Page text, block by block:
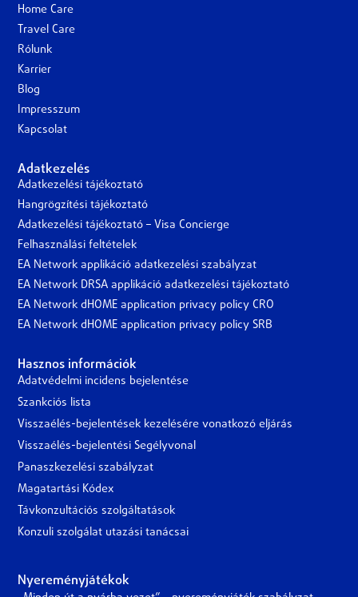
Home Care
Travel Care
Rólunk
Karrier
Blog
Impresszum
Kapcsolat
Adatkezelés
Adatkezelési tájékoztató
Hangrögzítési tájékoztató
Adatkezelési tájékoztató – Visa Concierge
Felhasználási feltételek
EA Network applikáció adatkezelési szabályzat
EA Network DRSA applikáció adatkezelési tájékoztató
EA Network dHOME application privacy policy CRO
EA Network dHOME application privacy policy SRB
Hasznos információk
Adatvédelmi incidens bejelentése
Szankciós lista
Visszaélés-bejelentések kezelésére vonatkozó eljárás
Visszaélés-bejelentési Segélyvonal
Panaszkezelési szabályzat
Magatartási Kódex
Távkonzultációs szolgáltatások
Konzuli szolgálat utazási tanácsai
Nyereményjátékok